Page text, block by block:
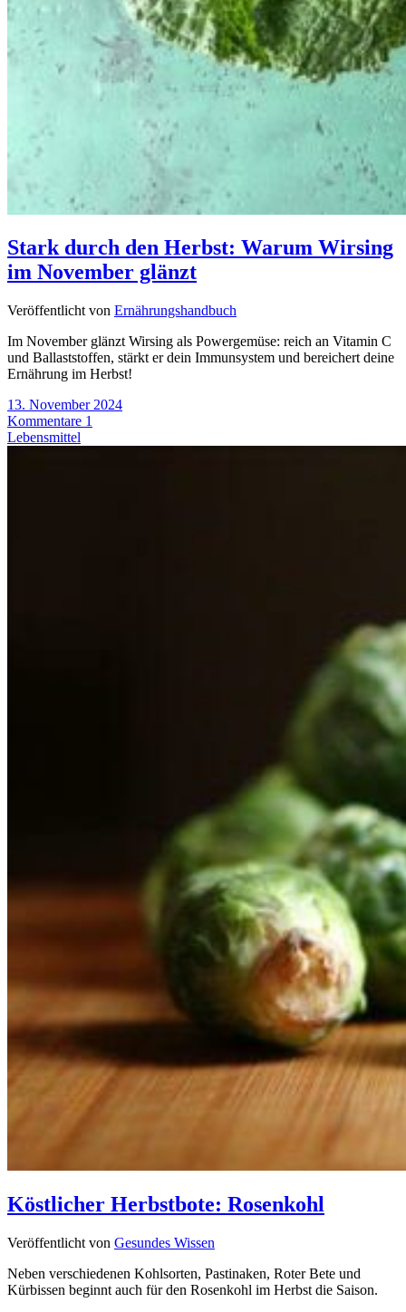
Stark durch den Herbst: Warum Wirsing
im November glänzt
Veröffentlicht von Ernährungshandbuch
Im November glänzt Wirsing als Powergemüse: reich an Vitamin C
und Ballaststoffen, stärkt er dein Immunsystem und bereichert deine
Ernährung im Herbst!
13. November 2024
Kommentare 1
Lebensmittel
Köstlicher Herbstbote: Rosenkohl
Veröffentlicht von Gesundes Wissen
Neben verschiedenen Kohlsorten, Pastinaken, Roter Bete und
Kürbissen beginnt auch für den Rosenkohl im Herbst die Saison.